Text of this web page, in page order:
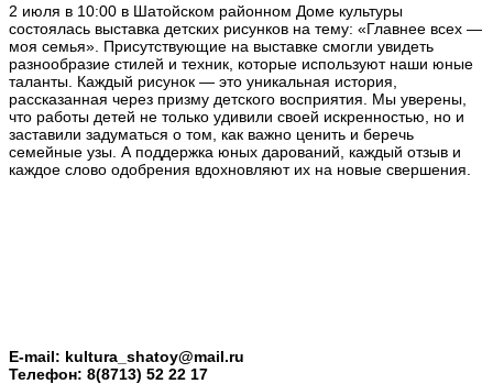
2 июля в 10:00 в Шатойском районном Доме культуры
состоялась выставка детских рисунков на тему: «Главнее всех —
моя семья». Присутствующие на выставке смогли увидеть
разнообразие стилей и техник, которые используют наши юные
таланты. Каждый рисунок — это уникальная история,
рассказанная через призму детского восприятия. Мы уверены,
что работы детей не только удивили своей искренностью, но и
заставили задуматься о том, как важно ценить и беречь
семейные узы. А поддержка юных дарований, каждый отзыв и
каждое слово одобрения вдохновляют их на новые свершения.
E-mail: kultura_shatoy@mail.ru
Телефон: 8(8713) 52 22 17